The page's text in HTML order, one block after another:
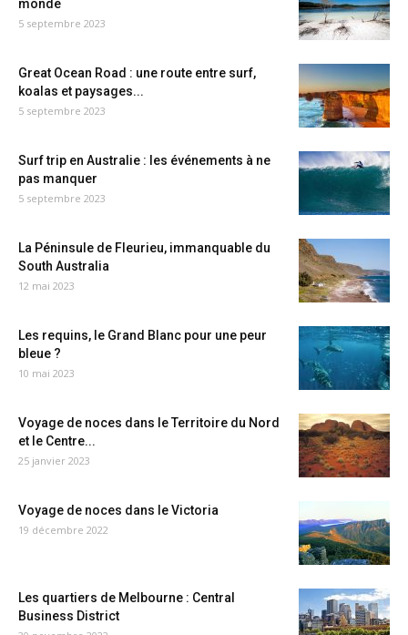
monde
5 septembre 2023
Great Ocean Road : une route entre surf,
koalas et paysages...
5 septembre 2023
Surf trip en Australie : les événements à ne
pas manquer
5 septembre 2023
La Péninsule de Fleurieu, immanquable du
South Australia
12 mai 2023
Les requins, le Grand Blanc pour une peur
bleue ?
10 mai 2023
Voyage de noces dans le Territoire du Nord
et le Centre...
25 janvier 2023
Voyage de noces dans le Victoria
19 décembre 2022
Les quartiers de Melbourne : Central
Business District